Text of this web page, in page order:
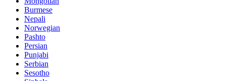
Burmese
Nepali
Norwegian
Pashto
Persian
Punjabi
Serbian
Sesotho